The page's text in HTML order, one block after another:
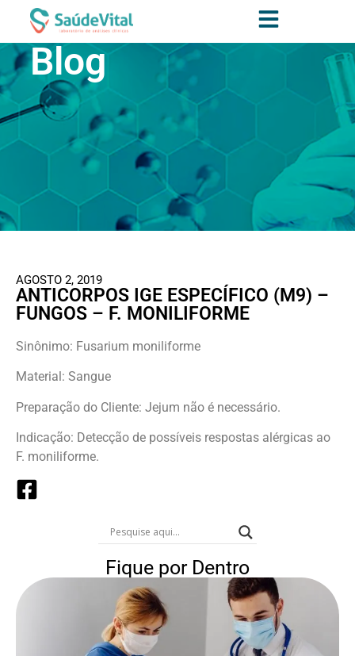
Blog
AGOSTO 2, 2019
ANTICORPOS IGE ESPECÍFICO (M9) –
FUNGOS – F. MONILIFORME
Sinônimo: Fusarium moniliforme
Material: Sangue
Preparação do Cliente: Jejum não é necessário.
Indicação: Detecção de possíveis respostas alérgicas ao
F. moniliforme.
Fique por Dentro